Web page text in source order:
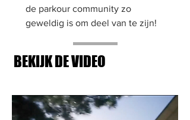
de parkour community zo
geweldig is om deel van te zijn!
BEKIJK DE VIDEO